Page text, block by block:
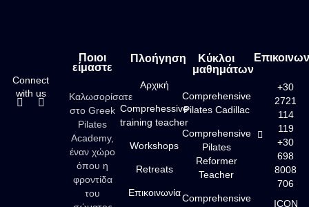
Connect
with us
Ποιοι
είμαστε
Καλωσορίσατε
στο Greek
Pilates
Academy,
έναν χώρο
όπου η
φροντίδα
του
Πλοήγηση
Αρχική
Comprehessive
training teacher
Workshops
Retreats
Επικοινωνία
Κύκλοι
μαθημάτων
Comprehensive
Pilates Cadillac
Comprehensive
Pilates
Reformer
Teacher
Comprehensive
+30
2721
114
119
+30
698
8008
706
ICON